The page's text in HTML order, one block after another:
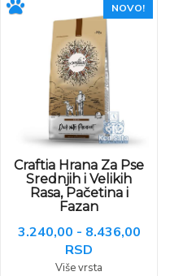
NOVO!
Craftia Hrana Za Pse
Srednjih i Velikih
Rasa, Pačetina i
Fazan
3.240,00 - 8.436,00
RSD
Više vrsta